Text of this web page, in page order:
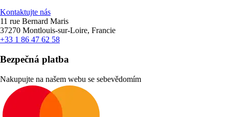
Kontaktujte nás
11 rue Bernard Maris
37270 Montlouis-sur-Loire, Francie
+33 1 86 47 62 58
Bezpečná platba
Nakupujte na našem webu se sebevědomím